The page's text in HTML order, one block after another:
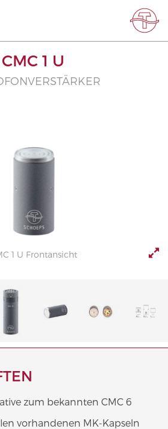
CMC 1 U
1 U Frontansicht
zum bekannten CMC 6
vorhandenen MK-Kapseln